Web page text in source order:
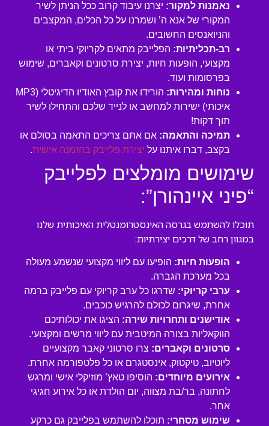
נאמנות למקור: יצרנו עיבוד קרוב ככל הניתן לשיר
המקורי של אנא ה’ ושמרנו על כל הכלים, המקצבים
והניואנסים החשובים.
רב-תכליתיות: הפלייבק מתאים לקריוקי ביתי או
מקצועי, הופעות חיות, יצירת סרטונים וקאברים, שימוש
בפרסומות ועוד.
נוחות ומהירות:
הורידו את קובץ האודיו הדיגיטלי (MP3
איכותי) ישירות למחשב או לנייד שלכם והתחילו לשיר
תוך דקות!
תמיכה והתאמה: אם אתם צריכים התאמה בסולם או
בקצב, דברו איתנו על יצירת פלייבק בהזמנה אישית.
שימושים מומלצים לפלייבק
“פיני איינהורן”:
תוכלו להשתמש בגרסה האינסטרומנטלית האיכותית שלנו
במגוון רחב של דרכים יצירתיות:
הופעות חיות: הופיעו עם ליווי מקצועי שנשמע מעולה
בכל מערכת הגברה.
ערבי קריוקי: שדרגו כל ערב קריוקי עם פלייבק ברמה
אחרת, שיגרום לכולם להרגיש כוכבים.
אודישנים ותחרויות שירה: הציגו את יכולותיכם
הווקאליות בצורה המיטבית עם ליווי מרשים ומקצועי.
סרטונים וקאברים: צרו סרטוני קאבר מקצועיים
ליוטיוב, טיקטוק, אינסטגרם או כל פלטפורמה אחרת.
אירועים מיוחדים: הוסיפו טאץ’ מוזיקלי אישי ומרגש
לחתונה, בר/בת מצווה, יום הולדת או כל אירוע חגיגי
אחר.
שימוש מסחרי: תוכלו להשתמש בפלייבק גם כרקע